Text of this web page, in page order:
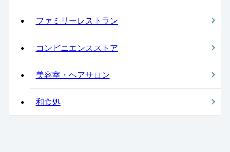
ファミリーレストラン
コンビニエンスストア
美容室・ヘアサロン
和食処